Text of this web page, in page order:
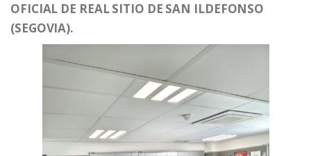
OFICIAL DE REAL SITIO DE SAN ILDEFONSO
(SEGOVIA).